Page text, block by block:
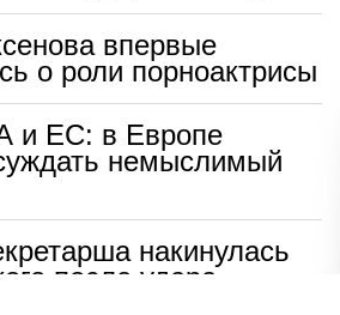
впервые
о роли порноактрисы
и ЕС: в Европе
немыслимый
накинулась
после удара